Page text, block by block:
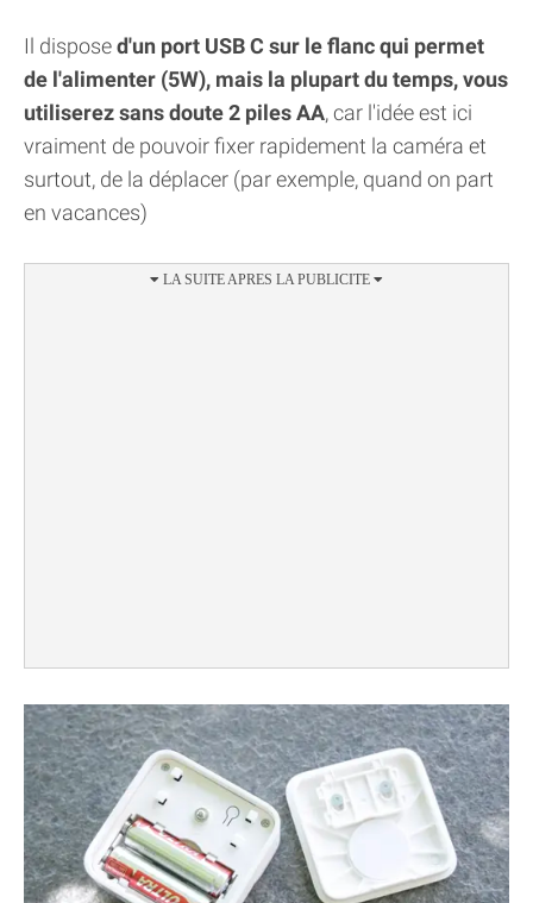
Il disposed'un port USB C sur le flanc qui permet
de l'alimenter (5W), mais la plupart du temps, vous
utiliserez sans doute 2 piles AA, car l'idée est ici
vraiment de pouvoir fixer rapidement la caméra et
surtout, de la déplacer (par exemple, quand on part
en vacances)